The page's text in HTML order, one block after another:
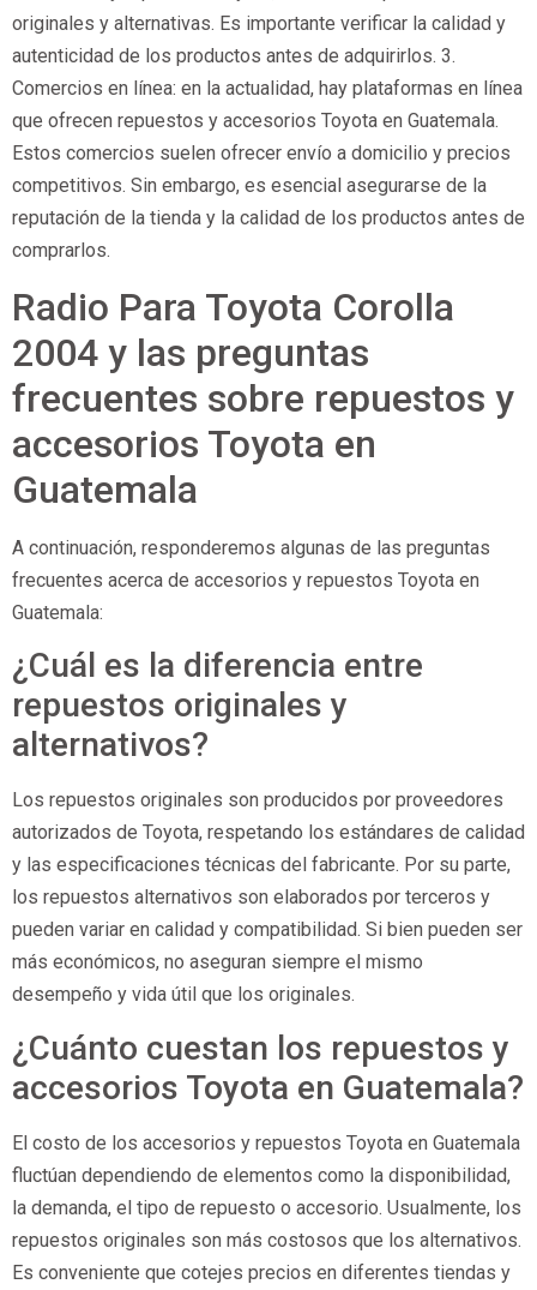
originales y alternativas. Es importante verificar la calidad y
autenticidad de los productos antes de adquirirlos. 3.
Comercios en línea: en la actualidad, hay plataformas en línea
que ofrecen repuestos y accesorios Toyota en Guatemala.
Estos comercios suelen ofrecer envío a domicilio y precios
competitivos. Sin embargo, es esencial asegurarse de la
reputación de la tienda y la calidad de los productos antes de
comprarlos.
Radio Para Toyota Corolla
2004 y las preguntas
frecuentes sobre repuestos y
accesorios Toyota en
Guatemala
A continuación, responderemos algunas de las preguntas
frecuentes acerca de accesorios y repuestos Toyota en
Guatemala:
¿Cuál es la diferencia entre
repuestos originales y
alternativos?
Los repuestos originales son producidos por proveedores
autorizados de Toyota, respetando los estándares de calidad
y las especificaciones técnicas del fabricante. Por su parte,
los repuestos alternativos son elaborados por terceros y
pueden variar en calidad y compatibilidad. Si bien pueden ser
más económicos, no aseguran siempre el mismo
desempeño y vida útil que los originales.
¿Cuánto cuestan los repuestos y
accesorios Toyota en Guatemala?
El costo de los accesorios y repuestos Toyota en Guatemala
fluctúan dependiendo de elementos como la disponibilidad,
la demanda, el tipo de repuesto o accesorio. Usualmente, los
repuestos originales son más costosos que los alternativos.
Es conveniente que cotejes precios en diferentes tiendas y